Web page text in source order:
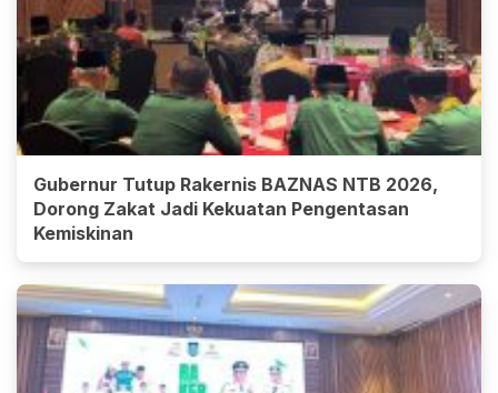
Gubernur Tutup Rakernis BAZNAS NTB 2026,
Dorong Zakat Jadi Kekuatan Pengentasan
Kemiskinan